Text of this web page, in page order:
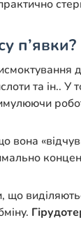
п’явки?
та ін.. У
вона
що